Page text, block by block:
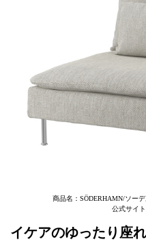
商品名：SÖDERHAMN/ソー
公式サイト
イケアのゆったり座